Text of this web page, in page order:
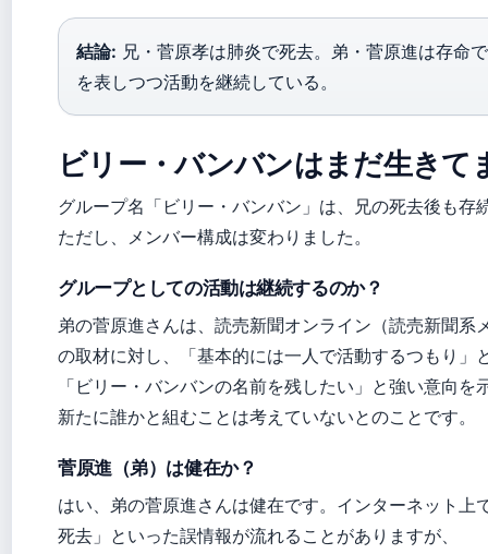
結論: 兄・菅原孝は肺炎で死去。弟・菅原進は存命
を表しつつ活動を継続している。
ビリー・バンバンはまだ生きて
グループ名「ビリー・バンバン」は、兄の死去後も存
ただし、メンバー構成は変わりました。
グループとしての活動は継続するのか？
弟の菅原進さんは、読売新聞オンライン（読売新聞系
の取材に対し、「基本的には一人で活動するつもり」
「ビリー・バンバンの名前を残したい」と強い意向を
新たに誰かと組むことは考えていないとのことです。
菅原進（弟）は健在か？
はい、弟の菅原進さんは健在です。インターネット上
死去」といった誤情報が流れることがありますが、